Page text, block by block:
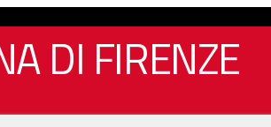
DI FIRENZE